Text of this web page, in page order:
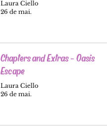
Laura Ciello
26 de mai.
Chapters and Extras - Oasis
Escape
Laura Ciello
26 de mai.